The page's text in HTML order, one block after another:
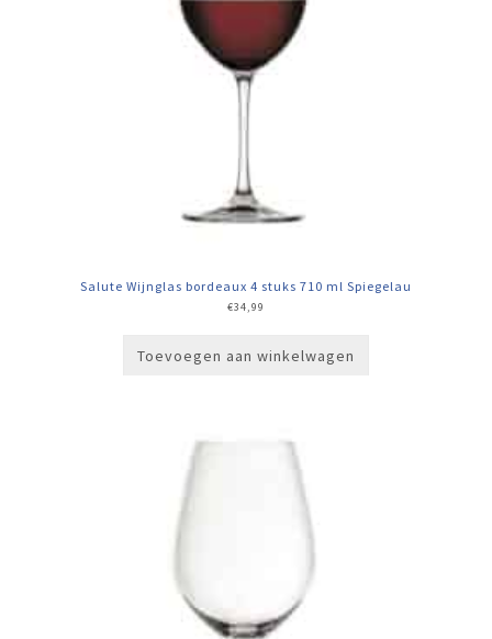
Salute Wijnglas bordeaux 4 stuks 710 ml Spiegelau
€34,99
Toevoegen aan winkelwagen